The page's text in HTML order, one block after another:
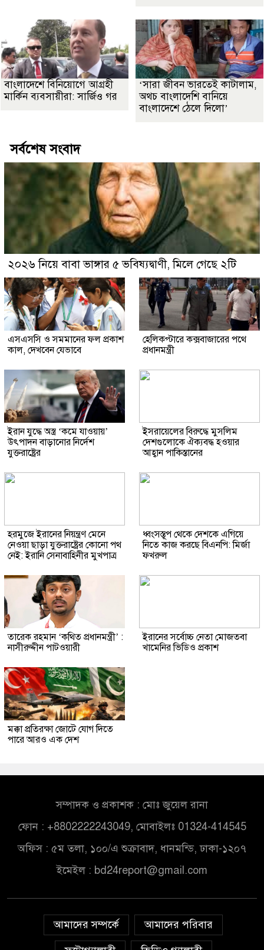
বাংলাদেশে বিনিয়োগে আগ্রহী
মার্কিন ব্যবসায়ীরা: সার্জিও গর
‘সারা জীবন ভারতেই কাটালাম,
অথচ বাংলাদেশি বানিয়ে
বাংলাদেশে ঠেলে দিলো’
সর্বশেষ সংবাদ
২০২৬ নিয়ে বাবা ভাঙ্গার ৫ ভবিষ্যদ্বাণী, মিলে গেছে ২টি
এসএসসি ও সমমানের ফল প্রকাশ
কাল, দেখবেন যেভাবে
হেলিকপ্টারে কক্সবাজারের পথে
প্রধানমন্ত্রী
ইরান যুদ্ধে অস্ত্র ‘কমে যাওয়ায়’
উৎপাদন বাড়ানোর নির্দেশ
যুক্তরাষ্ট্রের
ইসরায়েলের বিরুদ্ধে মুসলিম
দেশগুলোকে ঐক্যবদ্ধ হওয়ার
আহ্বান পাকিস্তানের
হরমুজে ইরানের নিয়ন্ত্রণ মেনে
নেওয়া ছাড়া যুক্তরাষ্ট্রের কোনো পথ
নেই: ইরানি সেনাবাহিনীর মুখপাত্র
ধ্বংসস্তূপ থেকে দেশকে এগিয়ে
নিতে কাজ করছে বিএনপি: মির্জা
ফখরুল
তারেক রহমান ‘কথিত প্রধানমন্ত্রী’ :
নাসীরুদ্দীন পাটওয়ারী
ইরানের সর্বোচ্চ নেতা মোজতবা
খামেনির ভিডিও প্রকাশ
মক্কা প্রতিরক্ষা জোটে যোগ দিতে
পারে আরও এক দেশ
সম্পাদক ও প্রকাশক : মোঃ জুয়েল রানা
ফোন : +8802222243049, মোবাইলঃ 01324-414545
অফিস : ৫ম তলা, ১০০/এ শুক্রাবাদ, ধানমন্ডি, ঢাকা-১২০৭
ইমেইল : bd24report@gmail.com
আমাদের সম্পর্কে
আমাদের পরিবার